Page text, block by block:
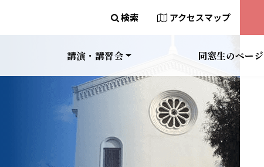
メインナビゲーション
検索 アクセスマップ
講演・講習会 同窓生のページ